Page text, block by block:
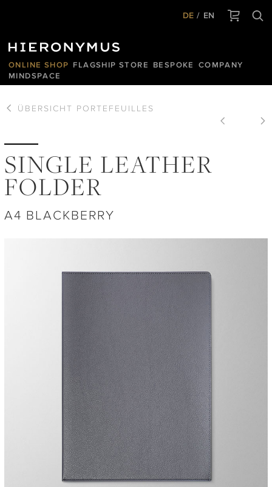
DE EN
ONLINE SHOP FLAGSHIP STORE BESPOKE
COMPANY
MINDSPACE
ÜBERSICHT PORTEFEUILLES
SINGLE LEATHER
FOLDER
A4 BLACKBERRY